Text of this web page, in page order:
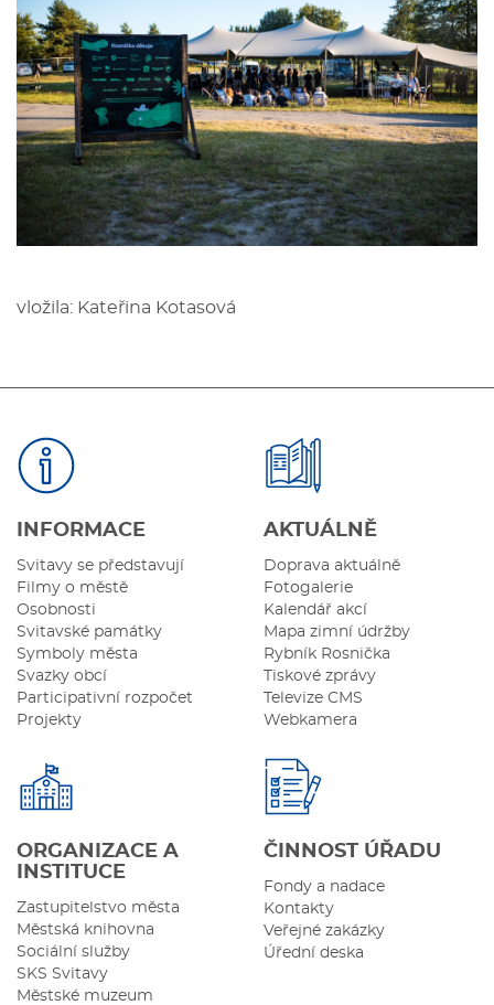
vložila: Kateřina Kotasová
INFORMACE
Svitavy se představují
Filmy o městě
Osobnosti
Svitavské památky
Symboly města
Svazky obcí
Participativní rozpočet
Projekty
AKTUÁLNĚ
Doprava aktuálně
Fotogalerie
Kalendář akcí
Mapa zimní údržby
Rybník Rosnička
Tiskové zprávy
Televize CMS
Webkamera
ORGANIZACE A
INSTITUCE
Zastupitelstvo města
Městská knihovna
Sociální služby
SKS Svitavy
Městské muzeum
ČINNOST ÚŘADU
Fondy a nadace
Kontakty
Veřejné zakázky
Úřední deska